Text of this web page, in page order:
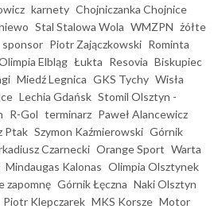
karnety Chojniczanka Chojnice
Stal Stalowa Wola WMZPN żółte
sponsor Piotr Zajączkowski Rominta
Elbląg Łukta Resovia Biskupiec
Miedź Legnica GKS Tychy Wisła
Lechia Gdańsk Stomil Olsztyn -
R-Gol terminarz Paweł Alancewicz
Ptak Szymon Kaźmierowski Górnik
Czarnecki Orange Sport Warta
Mindaugas Kalonas Olimpia Olsztynek
zapomnę Górnik Łęczna Naki Olsztyn
Piotr Klepczarek MKS Korsze Motor